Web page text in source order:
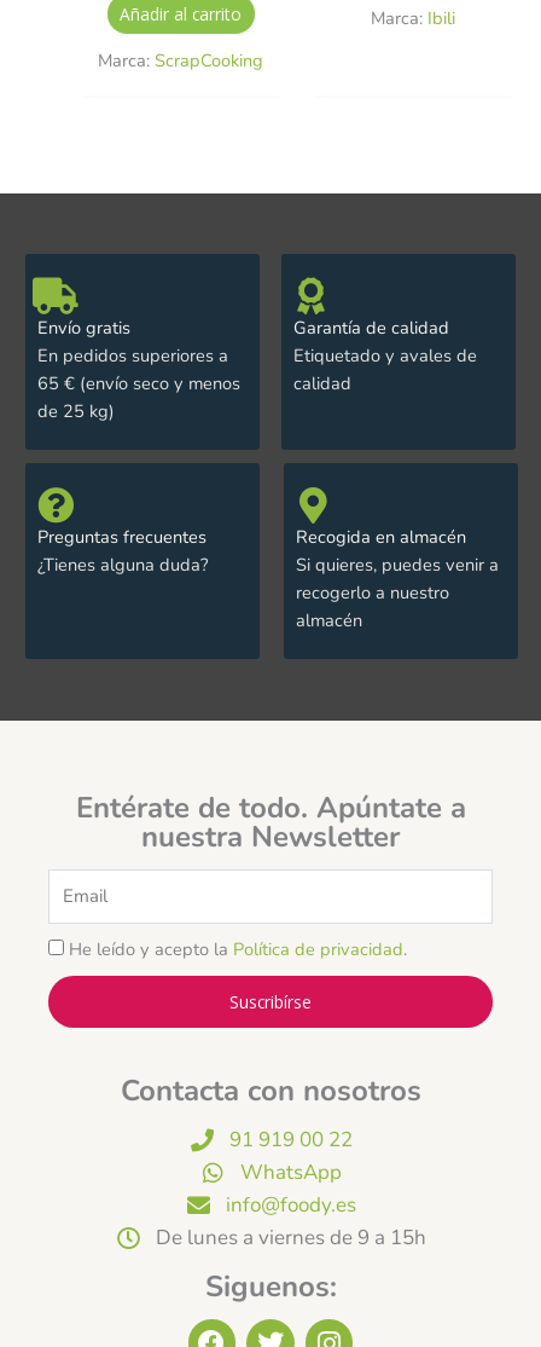
Añadir al carrito
Marca:ScrapCooking
Marca: Ibili
Envío gratis
En pedidos superiores a
65 € (envío seco y menos
de 25 kg)
Garantía de calidad
Etiquetado y avales de
calidad
Preguntas frecuentes
¿Tienes alguna duda?
Recogida en almacén
Si quieres, puedes venir a
recogerlo a nuestro
almacén
Entérate de todo. Apúntate a
nuestra Newsletter
He leído y acepto la Política de privacidad.
Suscribírse
Contacta con nosotros
91 919 00 22
WhatsApp
info@foody.es
De lunes a viernes de 9 a 15h
Siguenos:
F T I